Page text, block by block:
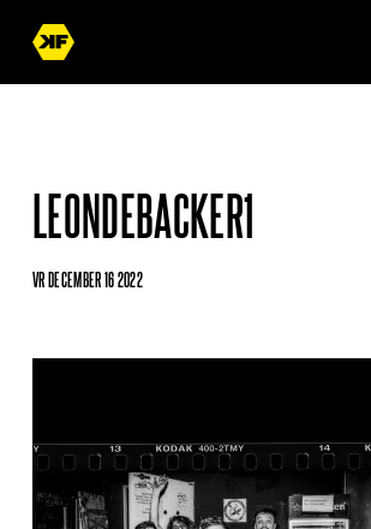
LEONDEBACKER1
VR DECEMBER 16 2022